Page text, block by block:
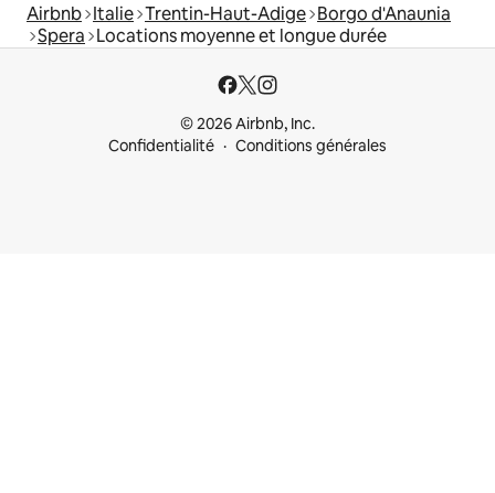
Airbnb Italie Trentin-Haut-Adige Borgo d'Anaunia
Spera Locations moyenne et longue durée
© 2026 Airbnb, Inc.
Confidentialité
Conditions générales